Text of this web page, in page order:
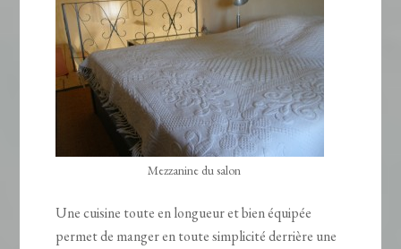
Mezzanine du salon
Une cuisine toute en longueur et bien équipée
permet de manger en toute simplicité derrière une